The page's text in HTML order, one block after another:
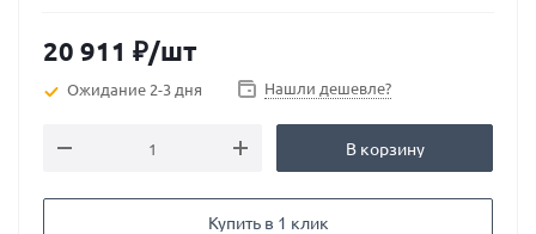
20 911 ₽/шт
Ожидание 2-3 дня Нашли дешевле?
В корзину
Купить в 1 клик